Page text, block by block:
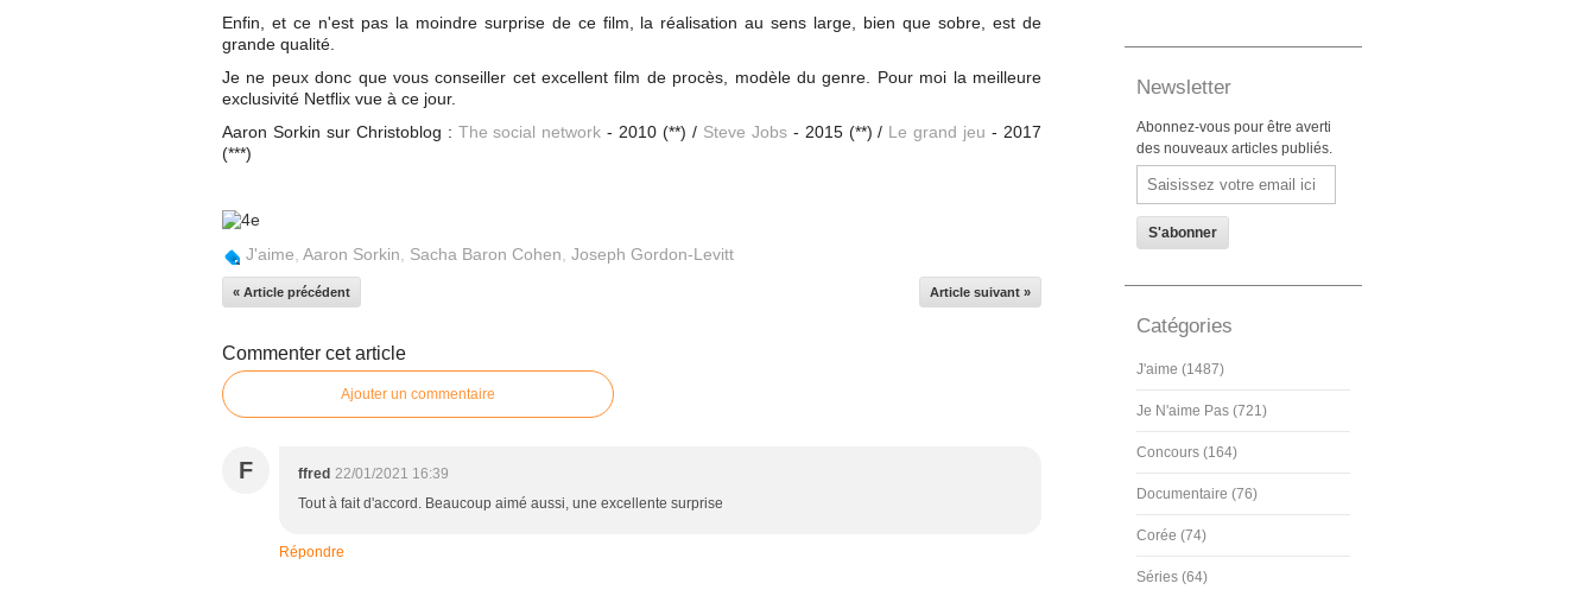
Enfin, et ce n'est pas la moindre surprise de ce film, la réalisation au sens large, bien que sobre, est de
grande qualité.
Je ne peux donc que vous conseiller cet excellent film de procès, modèle du genre. Pour moi la meilleure
exclusivité Netflix vue à ce jour.
Aaron Sorkin sur Christoblog : The social network - 2010 (**) / Steve Jobs- 2015 (**) / Le grand jeu - 2017
(***)
J'aime Aaron Sorkin Sacha Baron Cohen Joseph Gordon-Levitt
« Article précédent Article suivant »
Commenter cet article
Ajouter un commentaire
F ffred 22/01/2021 16:39
Tout à fait d'accord. Beaucoup aimé aussi, une excellente surprise
Répondre
Newsletter
Abonnez-vous pour être averti
des nouveaux articles publiés.
Email
Catégories
J'aime (1487)
Je N'aime Pas (721)
Concours (164)
Documentaire (76)
Corée (74)
Séries (64)